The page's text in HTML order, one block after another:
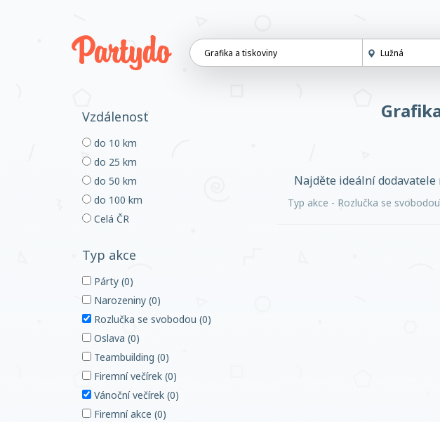
Vzdálenost
do 10 km
do 25 km
do 50 km
do 100 km
Celá ČR
Typ akce
Párty (0)
Narozeniny (0)
Rozlučka se svobodou (0)
Oslava (0)
Teambuilding (0)
Firemní večírek (0)
Vánoční večírek (0)
Firemní akce (0)
Najděte ideální dodavatele
Typ akce - Rozlučka se svobodou